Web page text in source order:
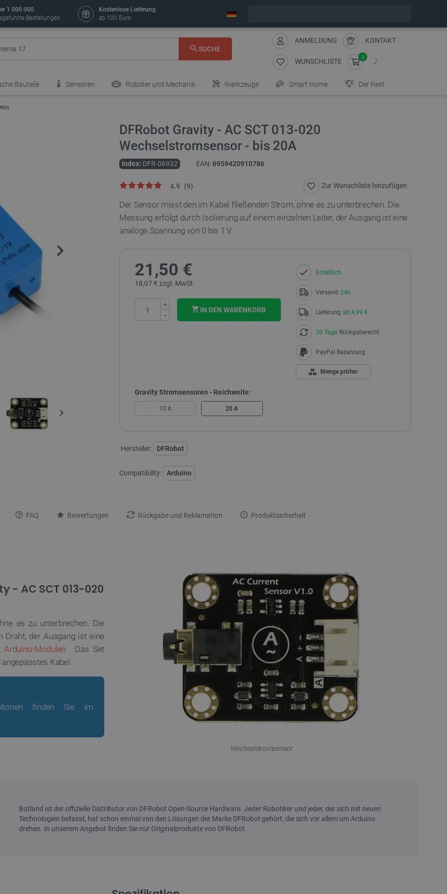
1 000 000
Bestellungen
Kostenlose Lieferung
ab 100 Euro
SUCHE
ANMELDUNG KONTAKT
WUNSCHLISTE
0
Bauteile Sensoren Roboter und Mechanik Werkzeuge Smart Home Der Rest
DFRobot Gravity - AC SCT 013-020
Wechselstromsensor - bis 20A
Index: DFR-06932 EAN:6959420910786
4.9 (9) Zur Wunschliste hinzufügen
Der Sensor misst den im Kabel fließenden Strom, ohne es zu unterbrechen. Die
Messung erfolgt durch Isolierung auf einem einzelnen Leiter, der Ausgang ist eine
analoge Spannung von 0 bis 1 V.
21,50 €
18,07 € zzgl. MwSt.
+
−
IN DEN WARENKORB
Erhältlich
Versand 24h
Lieferung ab 4,99 €
30 Tage Rückgaberecht
PayPal Bezahlung
Menge prüfen
Gravity Stromsensoren - Reichweite:
10 A 20 A
Hersteller: DFRobot
Compatibility: Arduino
FAQ Bewertungen Rückgabe und Reklamation Produktsicherheit
- AC SCT 013-020
es zu unterbrechen. Die
der Ausgang ist eine
Arduino-Modulen . Das Set
angepasstes Kabel.
finden Sie im
Wechselstromsensor.